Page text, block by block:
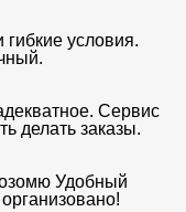
условия.
Сервис
делать заказы.
Удобный